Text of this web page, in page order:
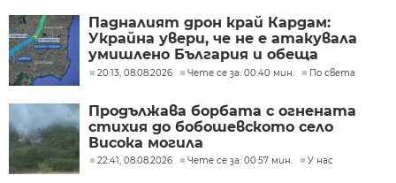
Падналият дрон край Кардам:
Украйна увери, че не е атакувала
умишлено България и обеща
разследване
20:13, 08.08.2026 Чете се за: 00:40 мин. По света
Продължава борбата с огнената
стихия до бобошевското село
Висока могила
22:41, 08.08.2026 Чете се за: 00:57 мин. У нас